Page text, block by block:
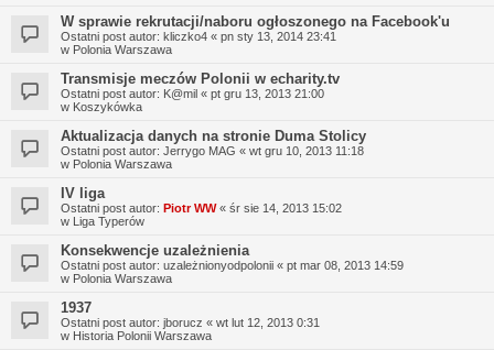
W sprawie rekrutacji/naboru ogłoszonego na Facebook'u
Ostatni post autor: kliczko4 « pn sty 13, 2014 23:41
w Polonia Warszawa
Transmisje meczów Polonii w echarity.tv
Ostatni post autor: K@mil « pt gru 13, 2013 21:00
w Koszykówka
Aktualizacja danych na stronie Duma Stolicy
Ostatni post autor: Jerrygo MAG « wt gru 10, 2013 11:18
w Polonia Warszawa
IV liga
Ostatni post autor: Piotr WW« śr sie 14, 2013 15:02
w Liga Typerów
Konsekwencje uzależnienia
Ostatni post autor: uzależnionyodpolonii « pt mar 08, 2013 14:59
w Polonia Warszawa
1937
Ostatni post autor: jborucz « wt lut 12, 2013 0:31
w Historia Polonii Warszawa